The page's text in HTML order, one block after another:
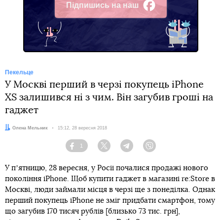
Підпишись на наш
Facebook
Пекельце
У Москві перший в черзі покупець iPhone
XS залишився ні з чим. Він загубив гроші на
гаджет
Автор:
Олена Мельник Дата:
15:12, 28 вересня 2018
Facebook
1
Twitter TelegramViber
У пʼятницю, 28 вересня, у Росії почалися продажі нового
покоління iPhone. Щоб купити гаджет в магазині re:Store в
Москві, люди займали місця в черзі ще з понеділка. Однак
перший покупець iPhone не зміг придбати смартфон, тому
що загубив 170 тисяч рублів [близько 73 тис. грн],